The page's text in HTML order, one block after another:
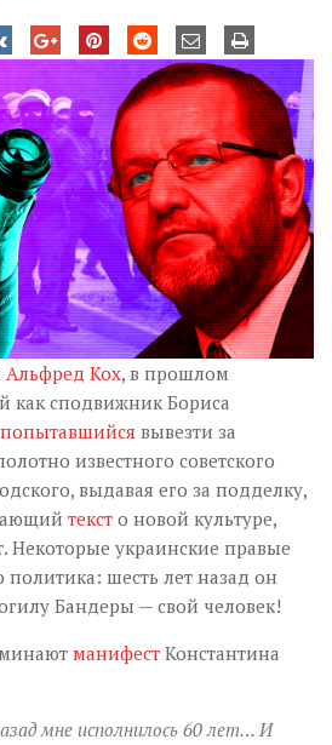
Альфред Кох, в прошлом
как сподвижник Бориса
попытавшийся вывезти за
известного советского
выдавая его за подделку,
текст о новой культуре,
Некоторые украинские правые
шесть лет назад он
Бандеры — свой человек!
манифест Константина
мне исполнилось 60 лет… И